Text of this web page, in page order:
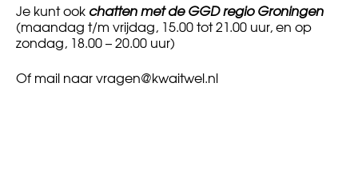
Je kunt ook chatten met de GGD regio Groningen
(maandag t/m vrijdag, 15.00 tot 21.00 uur, en op
zondag, 18.00 – 20.00 uur)
Of mail naarvragen@kwaitwel.nl